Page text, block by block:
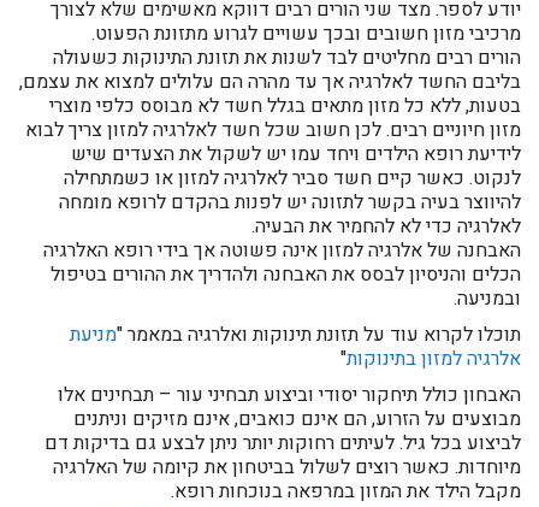
יודע לספר. מצד שני הורים רבים דווקא מאשימים שלא לצורך
מרכיבי מזון חשובים ובכך עשויים לגרוע מתזונת הפעוט.
הורים רבים מחליטים לבד לשנות את תזונת התינוקות כשעולה
בליבם החשד לאלרגיה אך עד מהרה הם עלולים למצוא את עצמם,
בטעות, ללא כל מזון מתאים בגלל חשד לא מבוסס כלפי מוצרי
מזון חיוניים רבים. לכן חשוב שכל חשד לאלרגיה למזון צריך לבוא
לידיעת רופא הילדים ויחד עמו יש לשקול את הצעדים שיש
לנקוט. כאשר קיים חשד סביר לאלרגיה למזון או כשמתחילה
להיווצר בעיה בקשר לתזונה יש לפנות בהקדם לרופא מומחה
לאלרגיה כדי לא להחמיר את הבעיה.
האבחנה של אלרגיה למזון אינה פשוטה אך בידי רופא האלרגיה
הכלים והניסיון לבסס את האבחנה ולהדריך את ההורים בטיפול
ובמניעה.
תוכלו לקרוא עוד על תזונת תינוקות ואלרגיה במאמר "מניעת
אלרגיה למזון בתינוקות"
האבחון כולל תיחקור יסודי וביצוע תבחיני עור – תבחינים אלו
מבוצעים על הזרוע, הם אינם כואבים, אינם מזיקים וניתנים
לביצוע בכל גיל. לעיתים רחוקות יותר ניתן לבצע גם בדיקות דם
מיוחדות. כאשר רוצים לשלול בביטחון את קיומה של האלרגיה
מקבל הילד את המזון במרפאה בנוכחות רופא.